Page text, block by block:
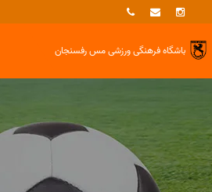
باشگاه فرهنگی ورزشیمس رفسنجان